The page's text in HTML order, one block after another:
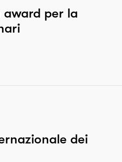
award per la
dei